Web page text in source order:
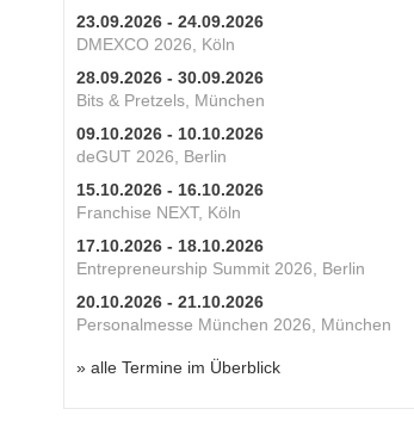
23.09.2026 - 24.09.2026
DMEXCO 2026, Köln
28.09.2026 - 30.09.2026
Bits & Pretzels, München
09.10.2026 - 10.10.2026
deGUT 2026, Berlin
15.10.2026 - 16.10.2026
Franchise NEXT, Köln
17.10.2026 - 18.10.2026
Entrepreneurship Summit 2026, Berlin
20.10.2026 - 21.10.2026
Personalmesse München 2026, München
» alle Termine im Überblick